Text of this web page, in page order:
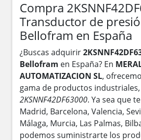
Compra
Transductor de
Bellofram en España
¿Buscas adquirir
Bellofram en España? En
AUTOMATIZACION SL,
gama de productos
2KSNNF42DF63000. Ya sea que
Madrid, Barcelona, Valencia,
Málaga, Murcia, Las Palmas,
podemos suministrarte los